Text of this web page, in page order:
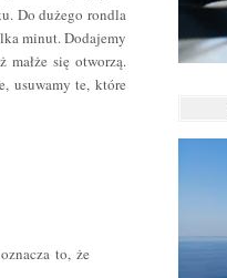
Do dużego rondla
minut. Dodajemy
się otworzą.
usuwamy te, które
to, że